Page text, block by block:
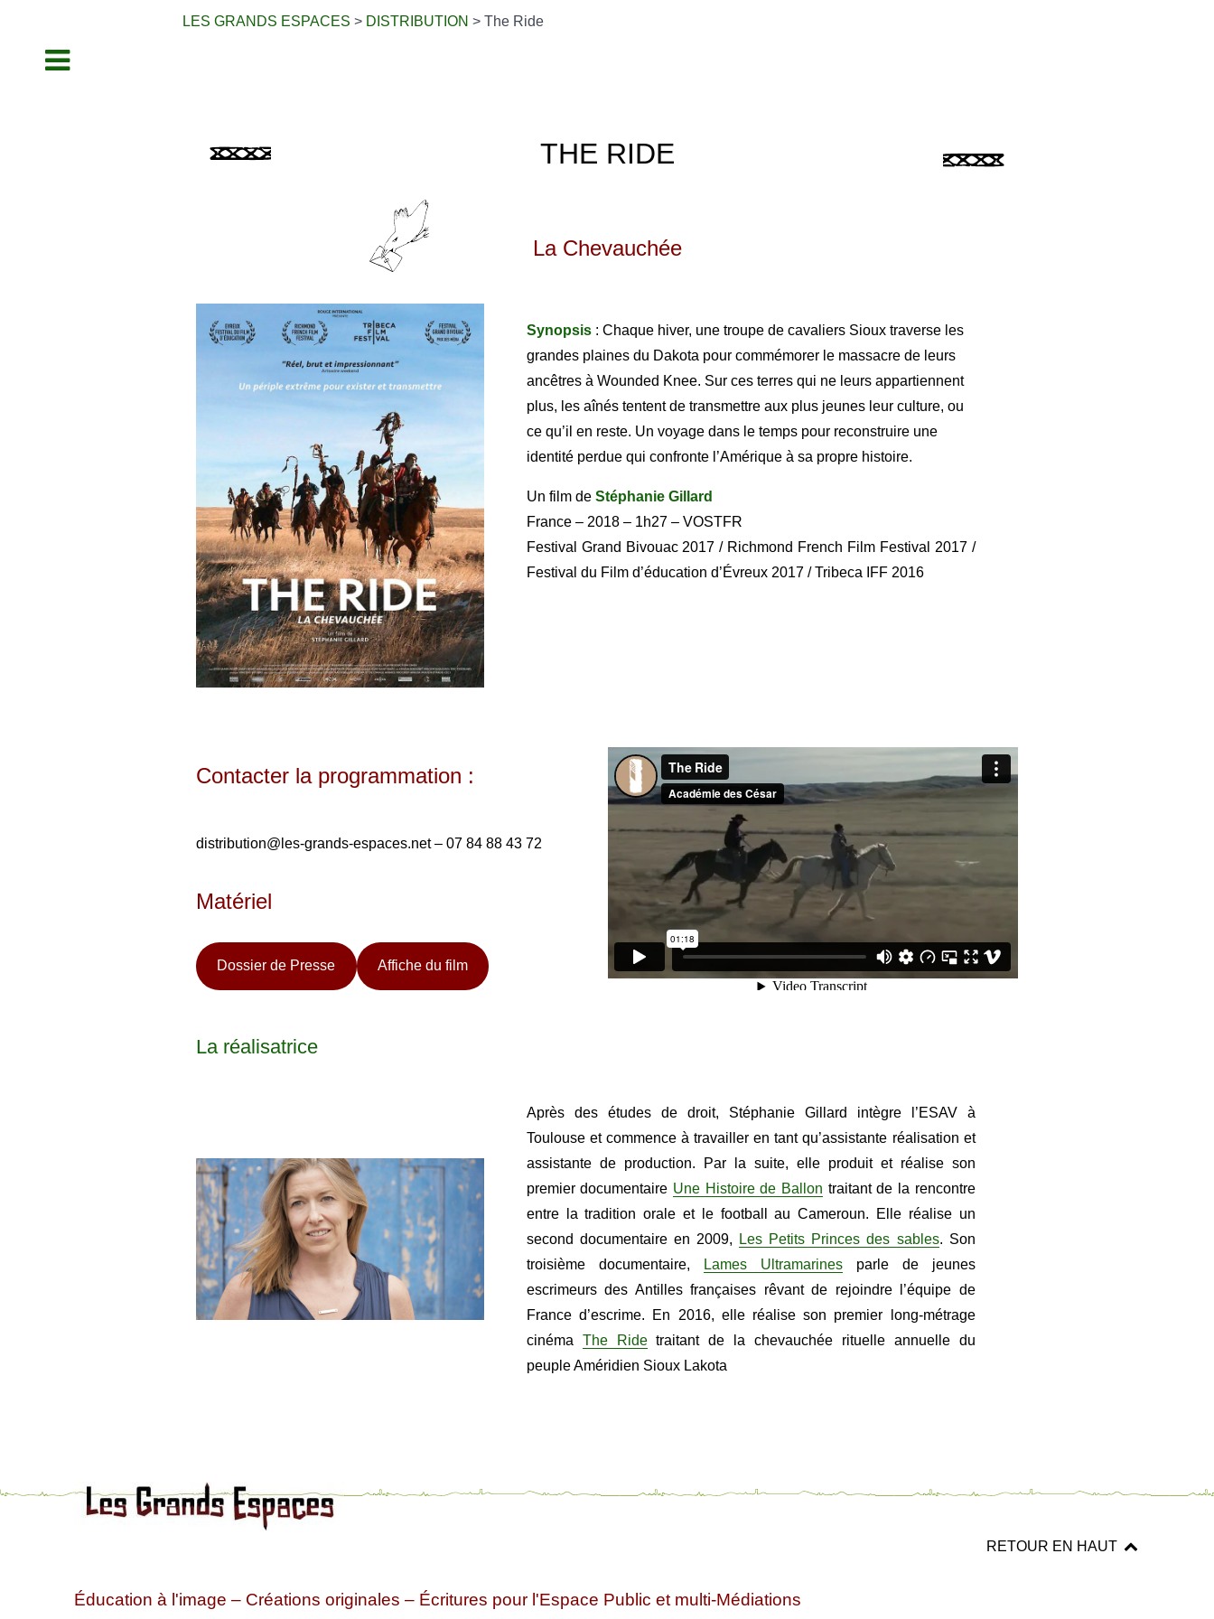
LES GRANDS ESPACES > DISTRIBUTION > The Ride
THE RIDE
La Chevauchée
Synopsis: Chaque hiver, une troupe de cavaliers Sioux traverse les
grandes plaines du Dakota pour commémorer le massacre de leurs
ancêtres à Wounded Knee. Sur ces terres qui ne leurs appartiennent
plus, les aînés tentent de transmettre aux plus jeunes leur culture, ou
ce qu’il en reste. Un voyage dans le temps pour reconstruire une
identité perdue qui confronte l’Amérique à sa propre histoire.
Un film de Stéphanie Gillard
France – 2018 – 1h27 – VOSTFR
Festival Grand Bivouac 2017 / Richmond French Film Festival 2017 /
Festival du Film d’éducation d’Évreux 2017 / Tribeca IFF 2016
Contacter la programmation :
distribution@les-grands-espaces.net – 07 84 88 43 72
Matériel
Dossier de Presse Affiche du film
La réalisatrice
Après des études de droit, Stéphanie Gillard intègre l’ESAV à
Toulouse et commence à travailler en tant qu’assistante réalisation et
assistante de production. Par la suite, elle produit et réalise son
premier documentaire Une Histoire de Ballon traitant de la rencontre
entre la tradition orale et le football au Cameroun. Elle réalise un
second documentaire en 2009,
Les Petits Princes des sables. Son
troisième documentaire,
Lames Ultramarinesparle de jeunes
escrimeurs des Antilles françaises rêvant de rejoindre l’équipe de
France d’escrime. En 2016, elle réalise son premier long-métrage
cinéma The Ridetraitant de la chevauchée rituelle annuelle du
peuple Améridien Sioux Lakota
Éducation à l'image – Créations originales – Écritures pour l'Espace Public et multi-Médiations
RETOUR EN HAUT